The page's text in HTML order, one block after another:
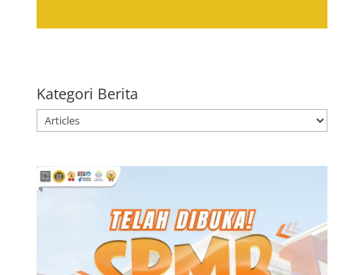
Kategori Berita
Kategori
Berita